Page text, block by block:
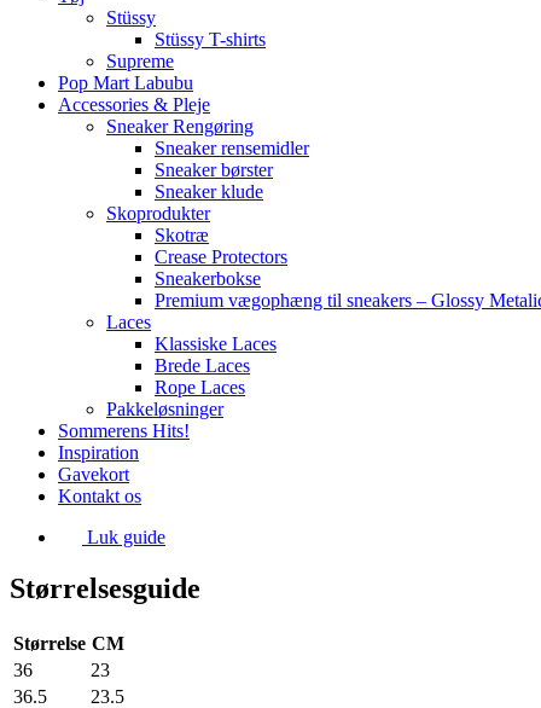
Stüssy
Stüssy T-shirts
Supreme
Pop Mart Labubu
Accessories & Pleje
Sneaker Rengøring
Sneaker rensemidler
Sneaker børster
Sneaker klude
Skoprodukter
Skotræ
Crease Protectors
Sneakerbokse
Premium vægophæng til sneakers – Glossy
Laces
Klassiske Laces
Brede Laces
Rope Laces
Pakkeløsninger
Sommerens Hits!
Inspiration
Gavekort
Kontakt os
Luk guide
Størrelsesguide
Størrelse CM
36
23
36.5
23.5